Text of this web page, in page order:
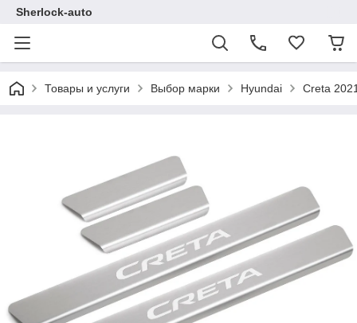
Sherlock-auto
Товары и услуги Выбор марки Hyundai Creta